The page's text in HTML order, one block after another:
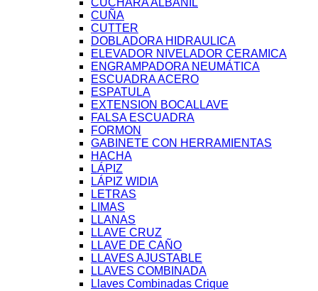
CUCHARA ALBAÑIL
CUÑA
CUTTER
DOBLADORA HIDRAULICA
ELEVADOR NIVELADOR CERAMICA
ENGRAMPADORA NEUMÁTICA
ESCUADRA ACERO
ESPATULA
EXTENSION BOCALLAVE
FALSA ESCUADRA
FORMON
GABINETE CON HERRAMIENTAS
HACHA
LÁPIZ
LÁPIZ WIDIA
LETRAS
LIMAS
LLANAS
LLAVE CRUZ
LLAVE DE CAÑO
LLAVES AJUSTABLE
LLAVES COMBINADA
Llaves Combinadas Crique